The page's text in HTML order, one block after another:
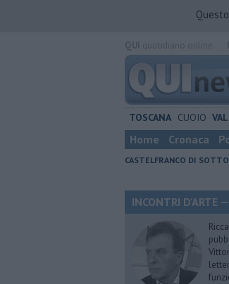
TOSCANA CUOIO
Home Cronaca
CASTELFRANCO DI SOTTO
INCONTRI